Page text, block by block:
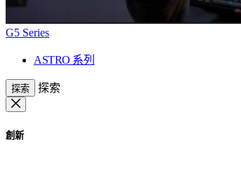
G5 Series
ASTRO 系列
探索 探索
創新